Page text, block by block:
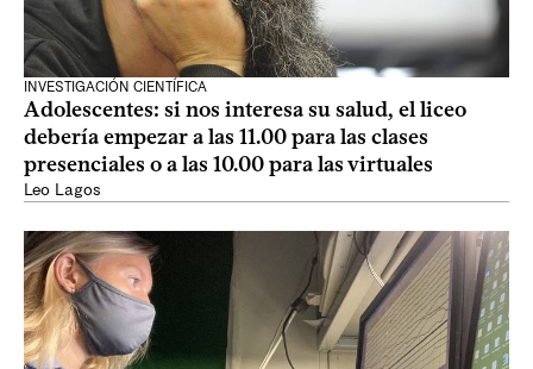
INVESTIGACIÓN CIENTÍFICA
Adolescentes: si nos interesa su salud, el liceo
debería empezar a las 11.00 para las clases
presenciales o a las 10.00 para las virtuales
Leo Lagos